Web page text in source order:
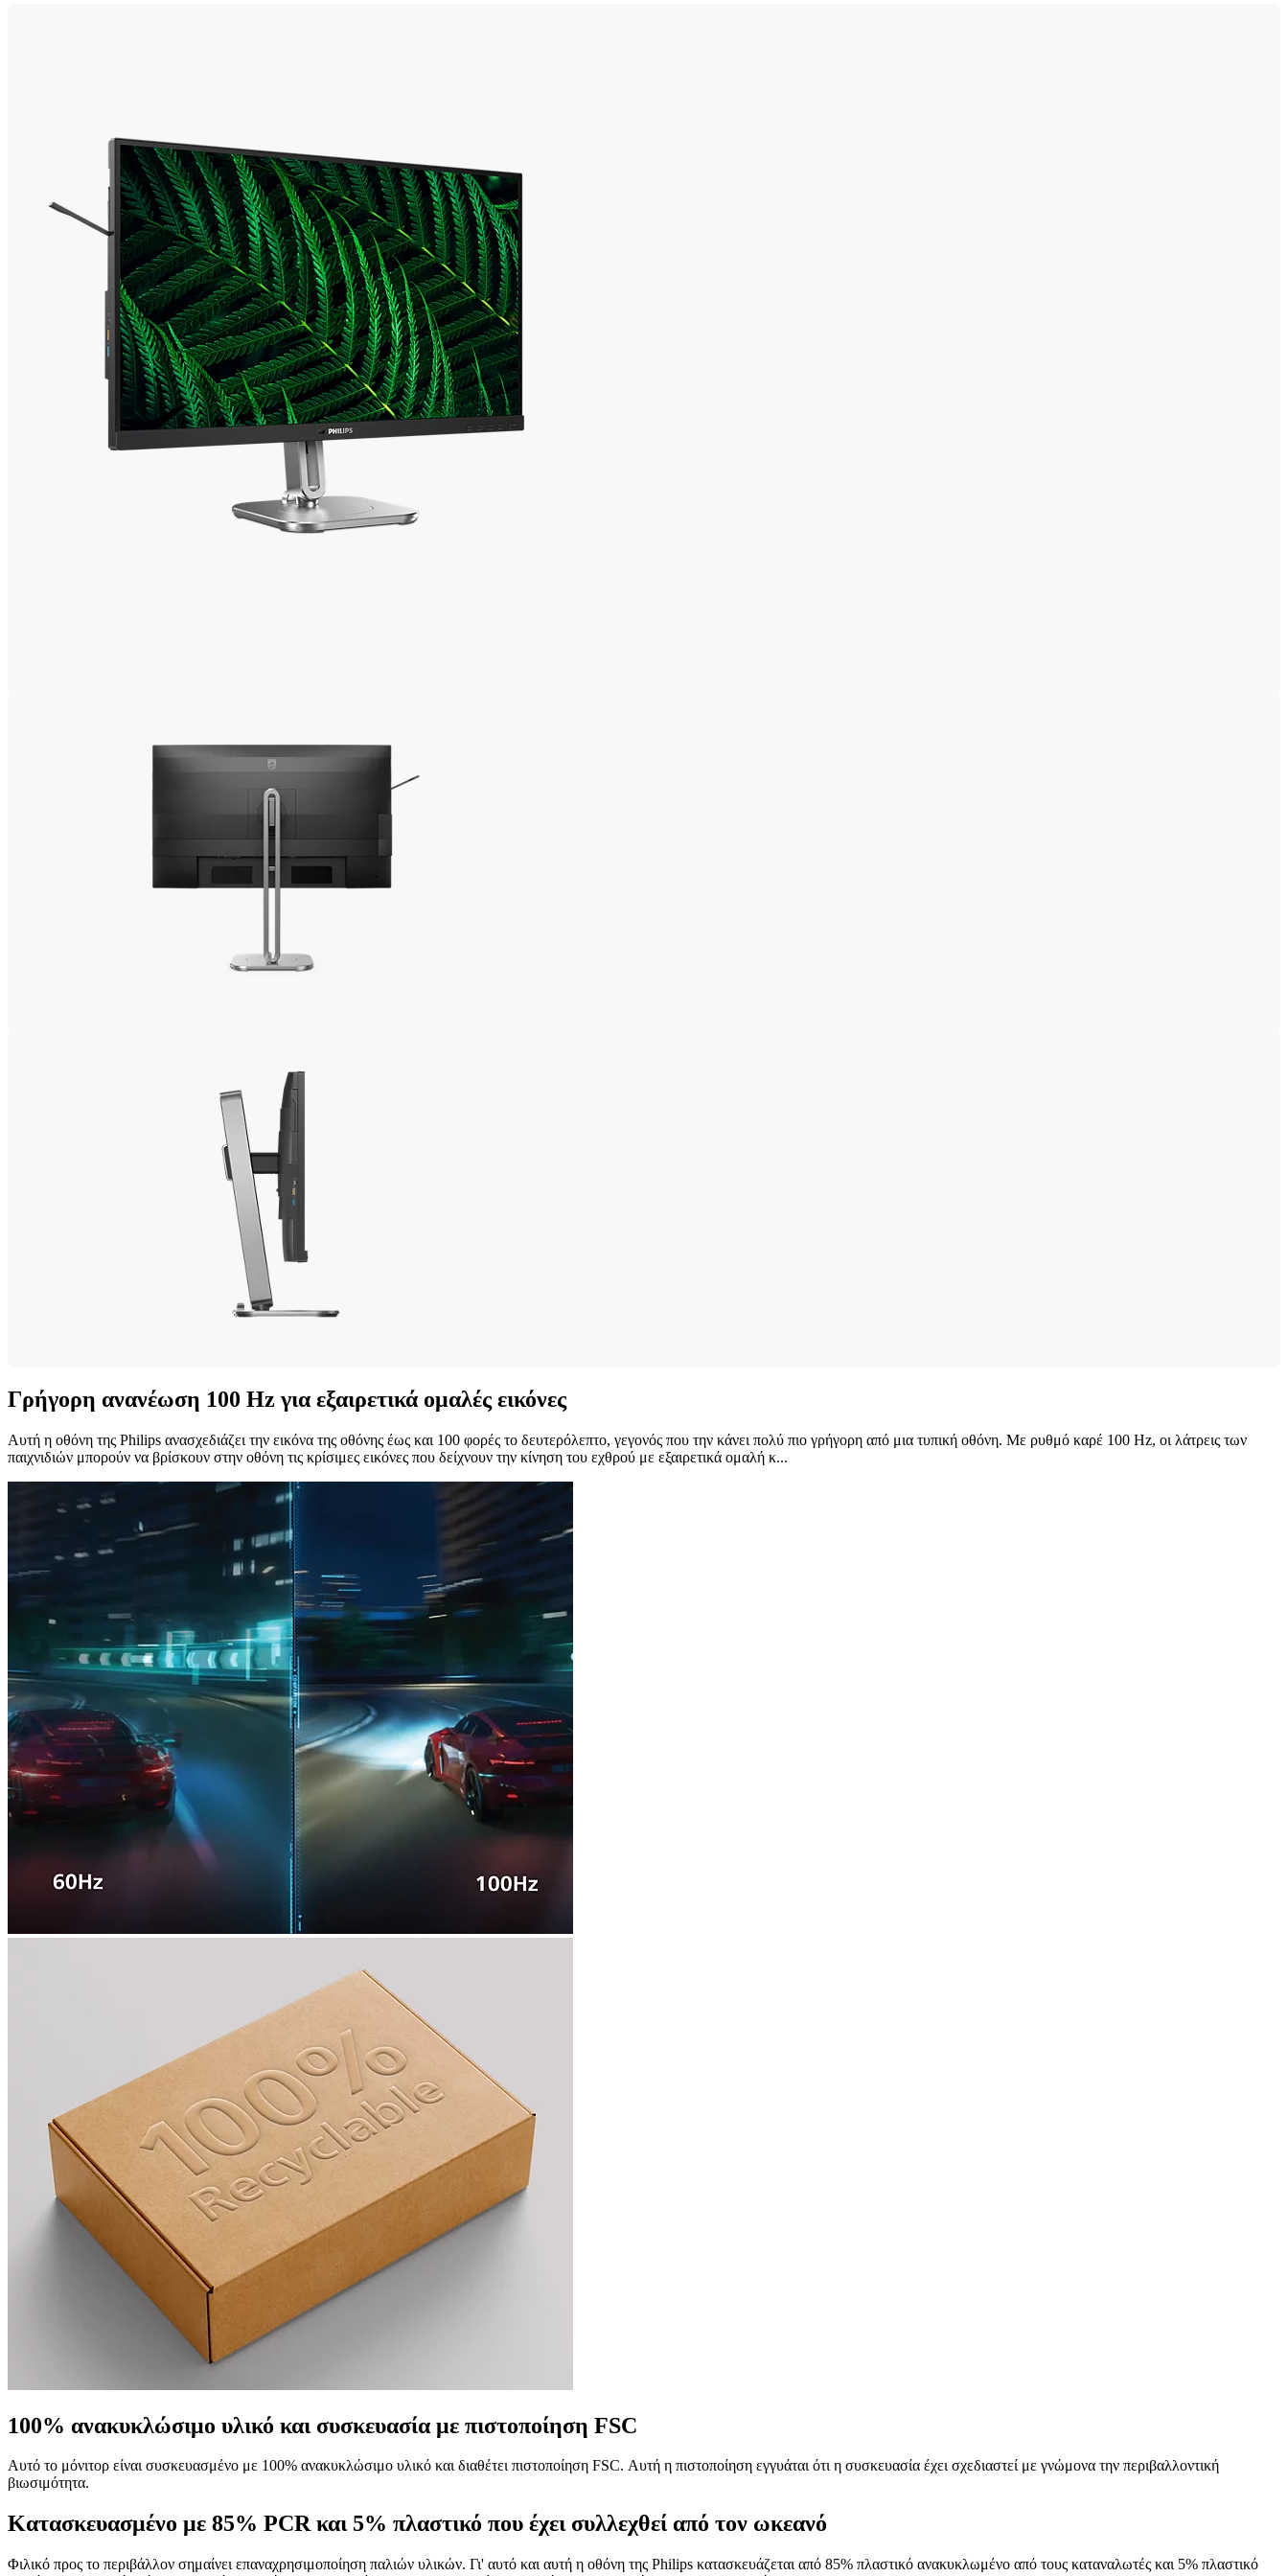
Γρήγορη ανανέωση 100 Hz για εξαιρετικά ομαλές εικόνες
Αυτή η οθόνη της Philips ανασχεδιάζει την εικόνα της οθόνης έως και 100 φορές το δευτερόλεπτο, γεγονός που την κάνει πολύ πιο γρήγορη από μια τυπική οθόνη. Με ρυθμό καρέ 100 Hz, οι λάτρεις των
παιχνιδιών μπορούν να βρίσκουν στην οθόνη τις κρίσιμες εικόνες που δείχνουν την κίνηση του εχθρού με εξαιρετικά ομαλή κ...
100% ανακυκλώσιμο υλικό και συσκευασία με πιστοποίηση FSC
Αυτό το μόνιτορ είναι συσκευασμένο με 100% ανακυκλώσιμο υλικό και διαθέτει πιστοποίηση FSC. Αυτή η πιστοποίηση εγγυάται ότι η συσκευασία έχει σχεδιαστεί με γνώμονα την περιβαλλοντική
βιωσιμότητα.
Κατασκευασμένο με 85% PCR και 5% πλαστικό που έχει συλλεχθεί από τον ωκεανό
Φιλικό προς το περιβάλλον σημαίνει επαναχρησιμοποίηση παλιών υλικών. Γι' αυτό και αυτή η οθόνη της Philips κατασκευάζεται από 85% πλαστικό ανακυκλωμένο από τους καταναλωτές και 5% πλαστικό